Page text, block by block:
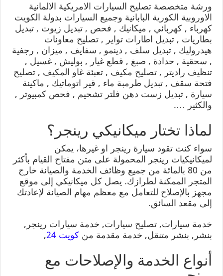
ورشة متخصصة تصليح السيارات الامريكية الالمانية
الاوروبية الكورية البابانية وجميع السيارات بدولة الكويت
كهرباء , كهربائي , ميكانيك , فحص , تبديل زيوت , تبديل
بطاريات , تبديل اطارات تواير , تصليح معاونات
هيدروليك , تبديل سلف , دينمو , سفايف , ميزان , رجفية
, سحقية , حدادة , صبغ , قطع غيار , بوليش , غسيل ,
تنظيف راديتر , تصليح مكيف , تعبئة غاو المكيف , تصليح
فتحة سقف , تبديل طرمبة ماء , قير اتوماتيك , ماكينة
سيارة , تبديل زست دهن فلتر تشحيم , فحص كمبيوتر ,
والكثير ….
لماذا تختار ميكانيكي رينجر؟
سواء كنت تقود سيارة رينجر او غيرها، يمكن
لميكانيكيات رينجر المحمولة على متن مفتاح القيام بأكثر
من 80 بالمائة من جميع وظائف الخدمة والصيانة خارج
المتجر الممكنة لطرازك. يصل كل ميكانيكي إلى موقع
مجهز بالإصلاح للتعامل مع معظم مهام الصيانة لإعادتك
إلى مقعد السائق.
خدمة سيارات, تصليح سيارات, خدمة سيارات رينجر,
بنشر, بنشر متنقل, خدمة مقدمة منكويت 24 ,
أنواع الخدمة والإصلاحات مع